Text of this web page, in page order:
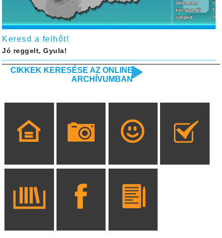
Keresd a felhőt!
Jó reggelt, Gyula!
CIKKEK KERESÉSE AZ ONLINE
ARCHÍVUMBAN